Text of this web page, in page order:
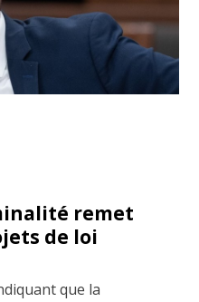
remet
de loi
que la